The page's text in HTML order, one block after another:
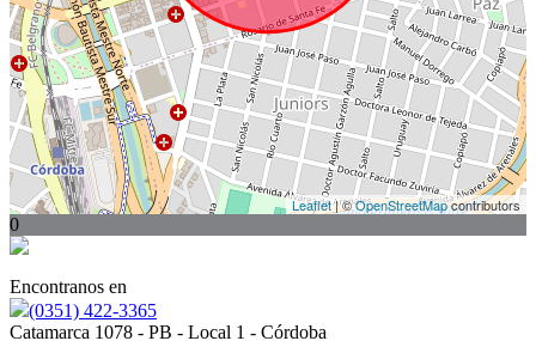
Leaflet| ©OpenStreetMapcontributors
0
Encontranos en
(0351) 422-3365
Catamarca 1078 - PB - Local 1 - Córdoba